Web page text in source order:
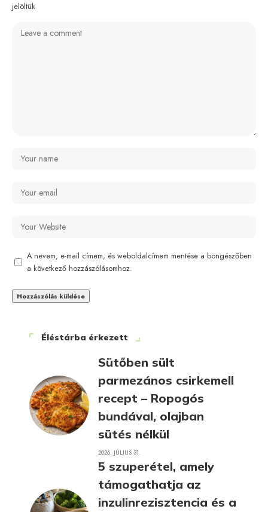
jelöltük
A nevem, e-mail címem, és weboldalcímem mentése a böngészőben
a következő hozzászólásomhoz.
Éléstárba érkezett
Sütőben sült
parmezános csirkemell
recept – Ropogós
bundával, olajban
sütés nélkül
2026. JÚLIUS 31.
5 szuperétel, amely
támogathatja az
inzulinrezisztencia és a